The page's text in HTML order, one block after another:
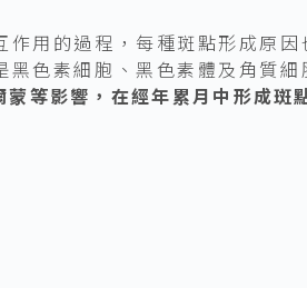
作用的過程，每種斑點形成原
色素細胞、黑色素體及角質細
等影響，在經年累月中形成斑